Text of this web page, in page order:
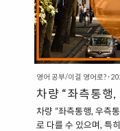
영어 공부/이걸 영어로?·
차량 “좌측통행
차량 “좌측통행, 우측
로 다를 수 있으며, 특